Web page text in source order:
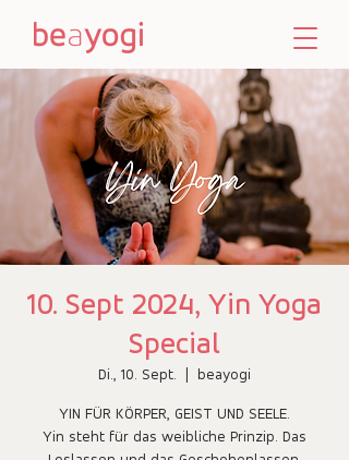
10. Sept 2024, Yin Yoga
Special
Di., 10. Sept. beayogi
YIN FÜR KÖRPER, GEIST UND SEELE.
Yin steht für das weibliche Prinzip. Das